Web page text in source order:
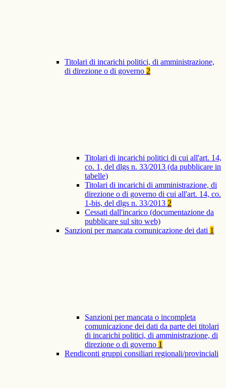
Titolari di incarichi politici, di amministrazione,
di direzione o di governo 2
Titolari di incarichi politici di cui all'art. 14,
co. 1, del dlgs n. 33/2013 (da pubblicare in
tabelle)
Titolari di incarichi di amministrazione, di
direzione o di governo di cui all'art. 14, co.
1-bis, del dlgs n. 33/2013 2
Cessati dall'incarico (documentazione da
pubblicare sul sito web)
Sanzioni per mancata comunicazione dei dati 1
Sanzioni per mancata o incompleta
comunicazione dei dati da parte dei titolari
di incarichi politici, di amministrazione, di
direzione o di governo 1
Rendiconti gruppi consiliari regionali/provinciali